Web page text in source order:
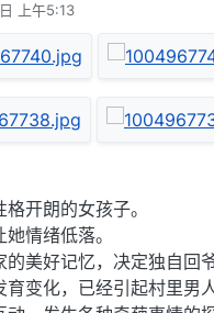
上午5:13
开朗的女孩子。
情绪低落。
美好记忆，决定独自回
变化，已经引起村里男